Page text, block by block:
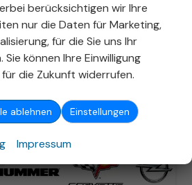
berücksichtigen wir Ihre
nur die Daten für Marketing,
für die Sie uns Ihr
können Ihre Einwilligung
die Zukunft widerrufen.
ablehnen Einstellungen
Impressum